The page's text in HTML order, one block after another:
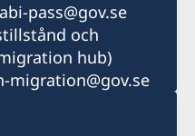
pass@gov.se
och
hub)
migration@gov.se